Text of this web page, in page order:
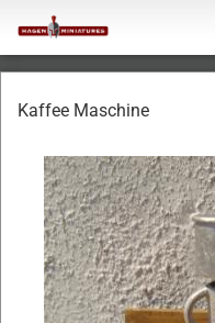
Kaffee Maschine